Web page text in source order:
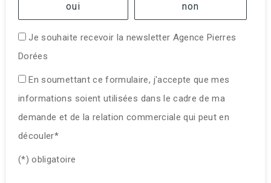
oui non
Je souhaite recevoir la newsletter Agence Pierres
Dorées
En soumettant ce formulaire, j'accepte que mes
informations soient utilisées dans le cadre de ma
demande et de la relation commerciale qui peut en
découler*
(*) obligatoire